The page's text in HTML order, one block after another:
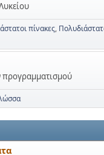
πίνακες
προγραμματισμού